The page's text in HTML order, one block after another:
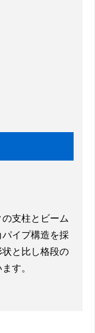
支柱とビーム
イプ構造を採
と比し格段の
す。